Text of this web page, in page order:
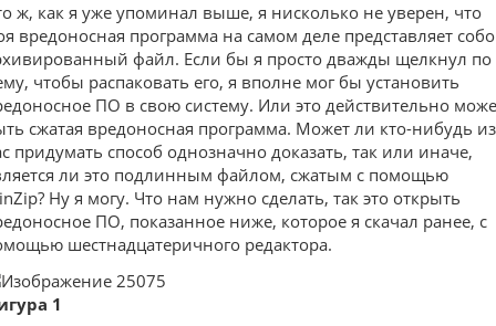
ж, как я уже упоминал выше, я нисколько не уверен, что
вредоносная программа на самом деле представляет
файл. Если бы я просто дважды щелкнул по
чтобы распаковать его, я вполне мог бы установить
ПО в свою систему. Или это действительно
сжатая вредоносная программа. Может ли кто-нибудь из
придумать способ однозначно доказать, так или иначе,
ли это подлинным файлом, сжатым с помощью
Ну я могу. Что нам нужно сделать, так это открыть
ПО, показанное ниже, которое я скачал ранее, с
шестнадцатеричного редактора.
1